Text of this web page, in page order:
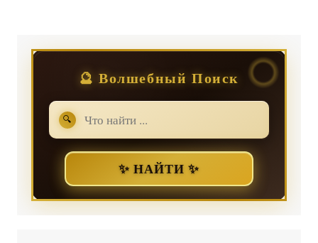
🔮 Волшебный Поиск
🔍
✨ НАЙТИ ✨